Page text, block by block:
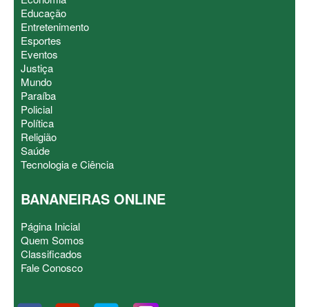
Educação
Entretenimento
Esportes
Eventos
Justiça
Mundo
Paraíba
Policial
Política
Religião
Saúde
Tecnologia e Ciência
BANANEIRAS ONLINE
Página Inicial
Quem Somos
Classificados
Fale Conosco